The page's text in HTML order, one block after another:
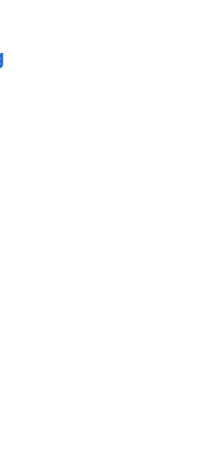
開！さらに「体験版」の配
の入金を拒否→金が入って
分いたぞ😡」 →しかし事実